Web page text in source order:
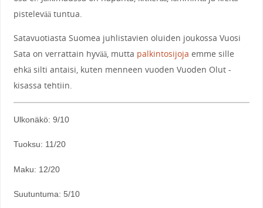
pistelevää tuntua.
Satavuotiasta Suomea juhlistavien oluiden joukossa Vuosi
Sata on verrattain hyvää, mutta palkintosijoja emme sille
ehkä silti antaisi, kuten menneen vuoden Vuoden Olut -
kisassa tehtiin.
Ulkonäkö: 9/10
Tuoksu: 11/20
Maku: 12/20
Suutuntuma: 5/10